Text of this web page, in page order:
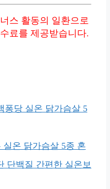
스 활동의 일환으로
료를 제공받습니다.
퐁당 실온 닭가슴살 5
온 닭가슴살 5종 혼
단백질 간편한 실온보